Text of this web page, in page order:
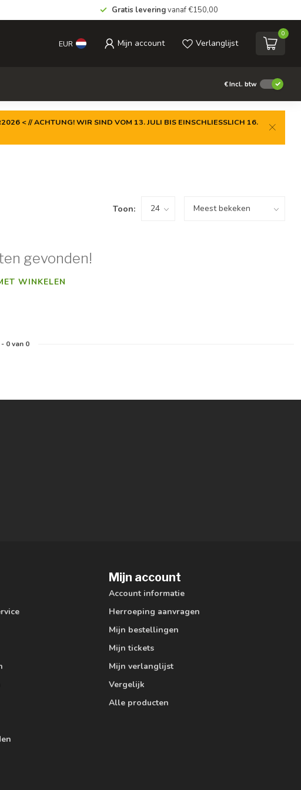
Gratis leveringvanaf €150,00
EUR Mijn account Verlanglijst
0
€Incl. btw
< // ACHTUNG! WIR SIND VOM 13. JULI BIS EINSCHLIESSLICH 16.
Toon:
gevonden!
WINKELEN
- 0van 0
Mijn account
Account informatie
Herroeping aanvragen
Mijn bestellingen
Mijn tickets
Mijn verlanglijst
Vergelijk
Alle producten